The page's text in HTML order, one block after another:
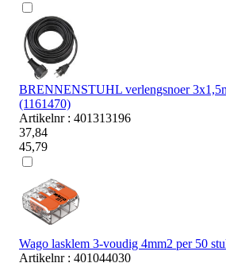
BRENNENSTUHL verlengsnoer
(1161470)
Artikelnr : 401313196
37,84
45,79
Wago lasklem 3-voudig 4mm2 per 50
Artikelnr : 401044030